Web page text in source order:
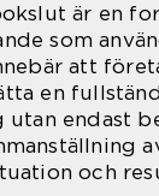
är en
som
att
en
utan endast
och